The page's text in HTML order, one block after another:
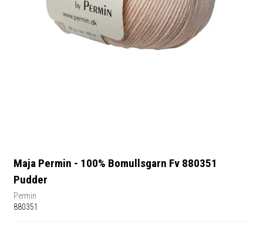
Maja Permin - 100% Bomullsgarn Fv 880351
Pudder
Permin
880351